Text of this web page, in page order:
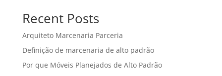
Recent Posts
Arquiteto Marcenaria Parceria
Definição de marcenaria de alto padrão
Por que Móveis Planejados de Alto Padrão